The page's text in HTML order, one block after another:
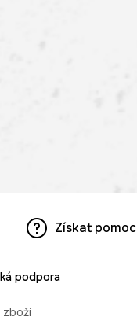
Získat pomoc
podpora
zboží